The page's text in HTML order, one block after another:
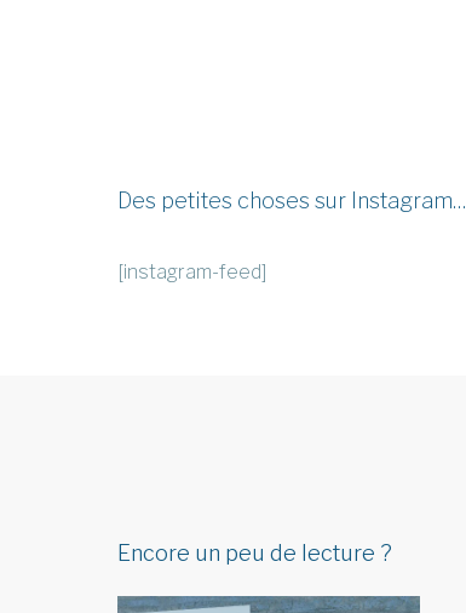
Des petites choses sur Instagram…
[instagram-feed]
Encore un peu de lecture ?